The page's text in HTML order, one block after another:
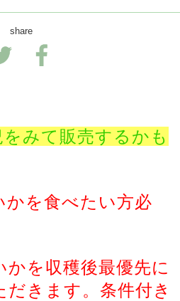
share
をみて販売するかも
かを食べたい方必
を収穫後最優先に
きます。条件付き